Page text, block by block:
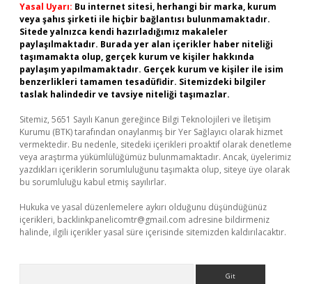
Yasal Uyarı: Bu internet sitesi, herhangi bir marka, kurum
veya şahıs şirketi ile hiçbir bağlantısı bulunmamaktadır.
Sitede yalnızca kendi hazırladığımız makaleler
paylaşılmaktadır. Burada yer alan içerikler haber niteliği
taşımamakta olup, gerçek kurum ve kişiler hakkında
paylaşım yapılmamaktadır. Gerçek kurum ve kişiler ile isim
benzerlikleri tamamen tesadüfidir. Sitemizdeki bilgiler
taslak halindedir ve tavsiye niteliği taşımazlar.
Sitemiz, 5651 Sayılı Kanun gereğince Bilgi Teknolojileri ve İletişim
Kurumu (BTK) tarafından onaylanmış bir Yer Sağlayıcı olarak hizmet
vermektedir. Bu nedenle, sitedeki içerikleri proaktif olarak denetleme
veya araştırma yükümlülüğümüz bulunmamaktadır. Ancak, üyelerimiz
yazdıkları içeriklerin sorumluluğunu taşımakta olup, siteye üye olarak
bu sorumluluğu kabul etmiş sayılırlar.
Hukuka ve yasal düzenlemelere aykırı olduğunu düşündüğünüz
içerikleri, backlinkpanelicomtr@gmail.com adresine bildirmeniz
halinde, ilgili içerikler yasal süre içerisinde sitemizden kaldırılacaktır.